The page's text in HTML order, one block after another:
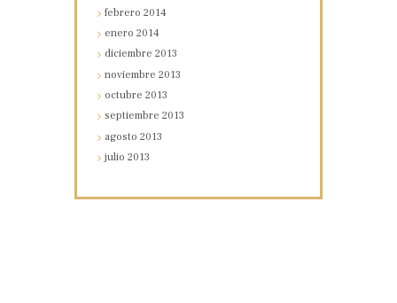
febrero2014
enero2014
diciembre2013
noviembre2013
octubre2013
septiembre2013
agosto2013
julio2013